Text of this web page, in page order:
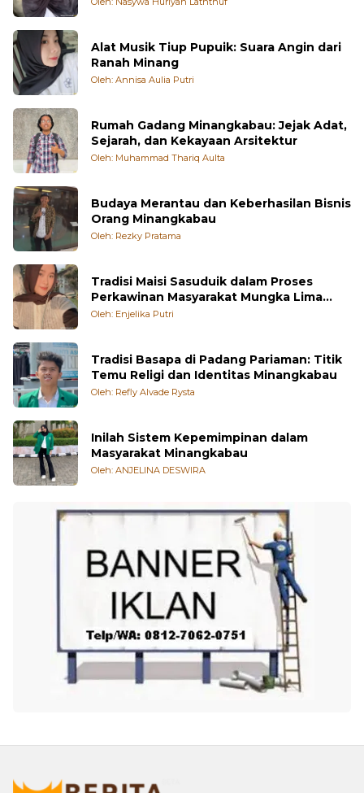
Alat Musik Tiup Pupuik: Suara Angin dari
Ranah Minang
Oleh: Annisa Aulia Putri
Rumah Gadang Minangkabau: Jejak Adat,
Sejarah, dan Kekayaan Arsitektur
Oleh: Muhammad Thariq Aulta
Budaya Merantau dan Keberhasilan Bisnis
Orang Minangkabau
Oleh: Rezky Pratama
Tradisi Maisi Sasuduik dalam Proses
Perkawinan Masyarakat Mungka Lima
Puluh Kota
Oleh: Enjelika Putri
Tradisi Basapa di Padang Pariaman: Titik
Temu Religi dan Identitas Minangkabau
Oleh: Refly Alvade Rysta
Inilah Sistem Kepemimpinan dalam
Masyarakat Minangkabau
Oleh: ANJELINA DESWIRA